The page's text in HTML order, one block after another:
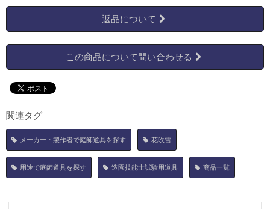
返品について
この商品について問い合わせる
関連タグ
メーカー・製作者で庭師道具を探す 花吹雪
用途で庭師道具を探す 造園技能士試験用道具 商品一覧